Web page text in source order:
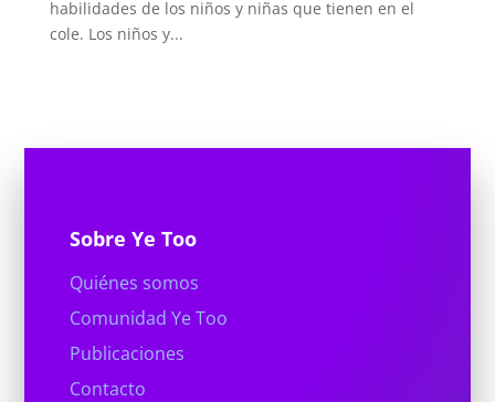
habilidades de los niños y niñas que tienen en el
cole. Los niños y...
Sobre Ye Too
Quiénes somos
Comunidad Ye Too
Publicaciones
Contacto